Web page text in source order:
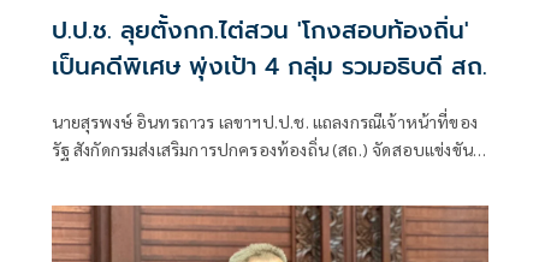
ป.ป.ช. ลุยตั้งกก.ไต่สวน 'โกงสอบท้องถิ่น'
เป็นคดีพิเศษ พุ่งเป้า 4 กลุ่ม รวมอธิบดี สถ.
นายสุรพงษ์ อินทรถาวร เลขาฯป.ป.ช. แถลงกรณีเจ้าหน้าที่ของ
รัฐ สังกัดกรมส่งเสริมการปกครองท้องถิ่น (สถ.) จัดสอบแข่งขัน
2568 โดยแก้ไขคะแนนสอบและเรียกรับเงินจากผู้สมัครสอบ
เพื่อช่วยเหลือใ